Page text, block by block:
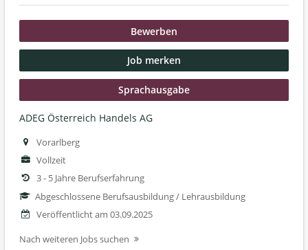
Bewerben
Job merken
Sprachausgabe
ADEG Österreich Handels AG
Vorarlberg
Vollzeit
3 - 5 Jahre Berufserfahrung
Abgeschlossene Berufsausbildung / Lehrausbildung
Veröffentlicht am 03.09.2025
Nach weiteren Jobs suchen